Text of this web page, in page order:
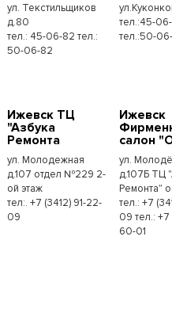
ул. Текстильщиков
д.80
тел.: 45-06-82 тел.:
50-06-82
тел.:45-
тел.:50-
Ижевск ТЦ
"Азбука
Ремонта
ул. Молодежная
д.107 отдел №229 2-
ой этаж
тел:. +7 (3412) 91-22-
09
Ижевск
салон
ул.
д.107Б ТЦ
Ремонта"
тел.: +7
09 тел.:
60-01